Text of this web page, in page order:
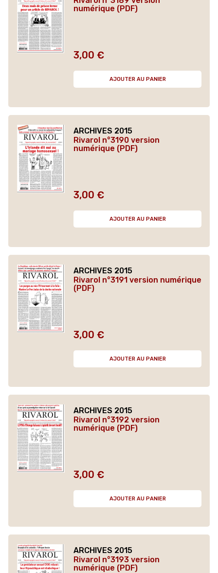
numérique (PDF)
Prix
3,00 €
AJOUTER AU PANIER
ARCHIVES 2015
Rivarol n°3190 version
numérique (PDF)
Prix
3,00 €
AJOUTER AU PANIER
ARCHIVES 2015
Rivarol n°3191 version numérique
(PDF)
Prix
3,00 €
AJOUTER AU PANIER
ARCHIVES 2015
Rivarol n°3192 version
numérique (PDF)
Prix
3,00 €
AJOUTER AU PANIER
ARCHIVES 2015
Rivarol n°3193 version
numérique (PDF)